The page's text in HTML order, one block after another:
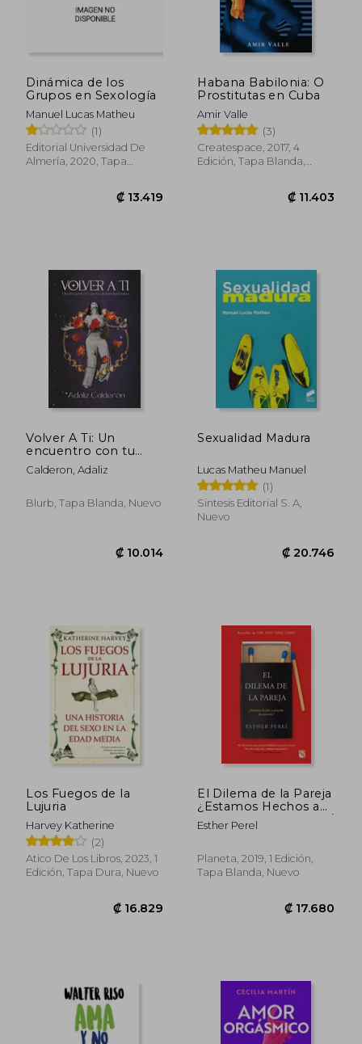
Dinámica de los
Grupos en Sexología
Manuel Lucas Matheu
(1)
Editorial Universidad De
Almería, 2020, Tapa
₡ 13.419
Habana Babilonia: O
Prostitutas en Cuba
Amir Valle
(3)
Createspace, 2017, 4
Edición, Tapa Blanda,
Volver A Ti: Un
encuentro con tu
divino femenino
Calderon, Adaliz
Blurb, Tapa Blanda, Nuevo
Sexualidad Madura
Lucas Matheu Manuel
(1)
Sintesis Editorial S. A,
Nuevo
Los Fuegos de la
Lujuria
Harvey Katherine
(2)
Atico De Los Libros, 2023, 1
Edición, Tapa Dura, Nuevo
El Dilema de la Pareja
¿Estamos Hechos a
Prueba de Amoríos? /
The State of Affairs:
Esther Perel
Planeta, 2019, 1 Edición,
Tapa Blanda, Nuevo